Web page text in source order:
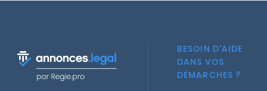
BESOIN D'AIDE
DANS VOS
DÉMARCHES ?